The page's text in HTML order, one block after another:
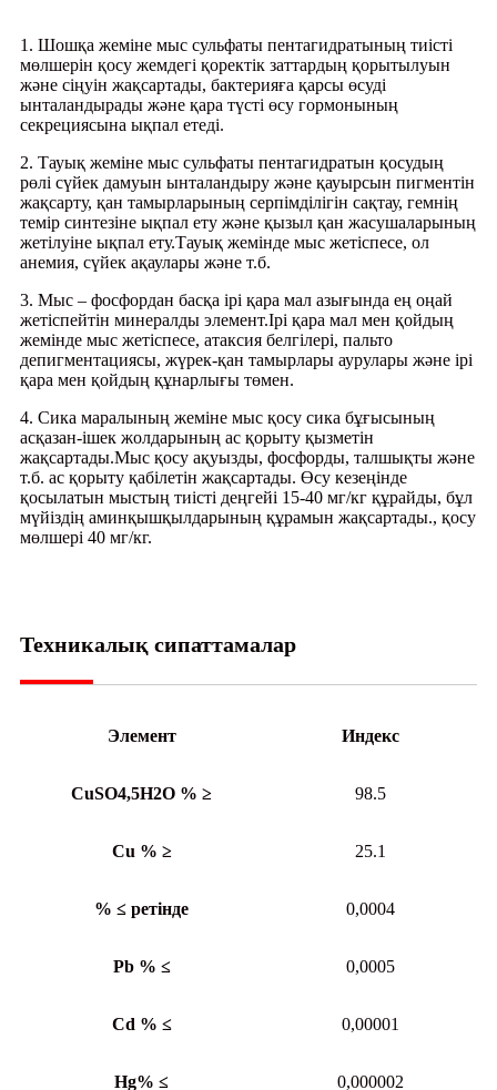
1. Шошқа жеміне мыс сульфаты пентагидратының тиісті
мөлшерін қосу жемдегі қоректік заттардың қорытылуын
және сіңуін жақсартады, бактерияға қарсы өсуді
ынталандырады және қара түсті өсу гормонының
секрециясына ықпал етеді.
2. Тауық жеміне мыс сульфаты пентагидратын қосудың
рөлі сүйек дамуын ынталандыру және қауырсын пигментін
жақсарту, қан тамырларының серпімділігін сақтау, гемнің
темір синтезіне ықпал ету және қызыл қан жасушаларының
жетілуіне ықпал ету.Тауық жемінде мыс жетіспесе, ол
анемия, сүйек ақаулары және т.б.
3. Мыс – фосфордан басқа ірі қара мал азығында ең оңай
жетіспейтін минералды элемент.Ірі қара мал мен қойдың
жемінде мыс жетіспесе, атаксия белгілері, пальто
депигментациясы, жүрек-қан тамырлары аурулары және ірі
қара мен қойдың құнарлығы төмен.
4. Сика маралының жеміне мыс қосу сика бұғысының
асқазан-ішек жолдарының ас қорыту қызметін
жақсартады.Мыс қосу ақуызды, фосфорды, талшықты және
т.б. ас қорыту қабілетін жақсартады. Өсу кезеңінде
қосылатын мыстың тиісті деңгейі 15-40 мг/кг құрайды, бұл
мүйіздің аминқышқылдарының құрамын жақсартады., қосу
мөлшері 40 мг/кг.
Техникалық сипаттамалар
Элемент Индекс
CuSO4,5H2O % ≥ 98.5
Cu % ≥ 25.1
% ≤ ретінде 0,0004
Pb % ≤ 0,0005
Cd % ≤ 0,00001
Hg% ≤ 0,000002